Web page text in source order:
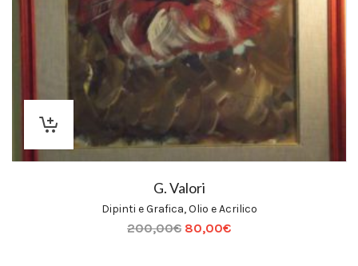
G. Valori
Dipinti e Grafica,Olio e Acrilico
200,00€ 80,00€